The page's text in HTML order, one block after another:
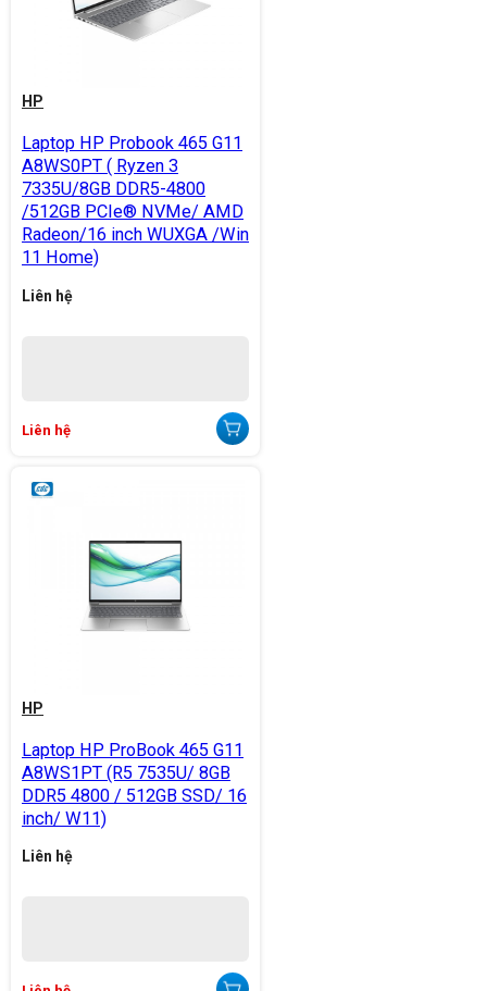
HP
Laptop HP Probook 465 G11
A8WS0PT ( Ryzen 3
7335U/8GB DDR5-4800
/512GB PCIe® NVMe/ AMD
Radeon/16 inch WUXGA /Win
11 Home)
Liên hệ
Liên hệ
HP
Laptop HP ProBook 465 G11
A8WS1PT (R5 7535U/ 8GB
DDR5 4800 / 512GB SSD/ 16
inch/ W11)
Liên hệ